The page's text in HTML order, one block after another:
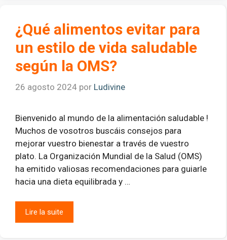
¿Qué alimentos evitar para
un estilo de vida saludable
según la OMS?
26 agosto 2024 por Ludivine
Bienvenido al mundo de la alimentación saludable !
Muchos de vosotros buscáis consejos para
mejorar vuestro bienestar a través de vuestro
plato. La Organización Mundial de la Salud (OMS)
ha emitido valiosas recomendaciones para guiarle
hacia una dieta equilibrada y …
Lire la suite